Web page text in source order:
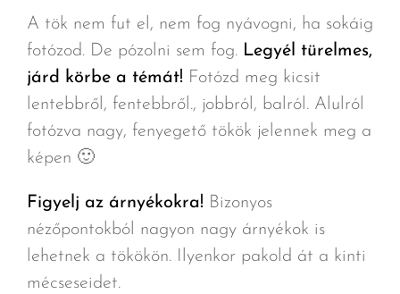
A tök nem fut el, nem fog nyávogni, ha sokáig
fotózod. De pózolni sem fog. Legyél türelmes,
járd körbe a témát!Fotózd meg kicsit
lentebbről, fentebbről., jobbról, balról. Alulról
fotózva nagy, fenyegető tökök jelennek meg a
képen 🙂
Figyelj az árnyékokra!Bizonyos
nézőpontokból nagyon nagy árnyékok is
lehetnek a tökökön. Ilyenkor pakold át a kinti
mécseseidet.